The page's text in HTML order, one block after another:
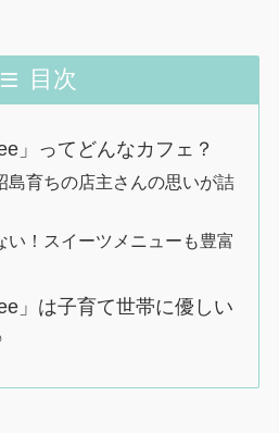
目次
」ってどんなカフェ？
島育ちの店主さんの思いが詰
い！スイーツメニューも豊富
」は子育て世帯に優しい